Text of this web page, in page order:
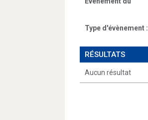
Type d'évènement :
RÉSULTATS
Aucun résultat